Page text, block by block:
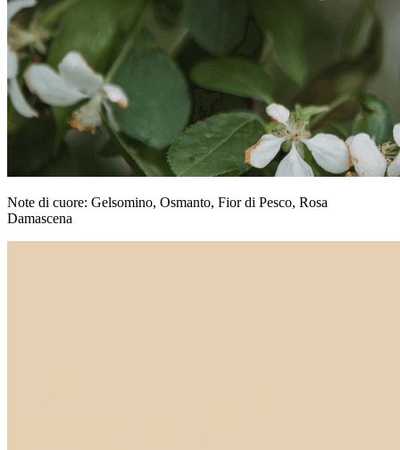
Note di cuore: Gelsomino, Osmanto, Fior di Pesco, Rosa
Damascena